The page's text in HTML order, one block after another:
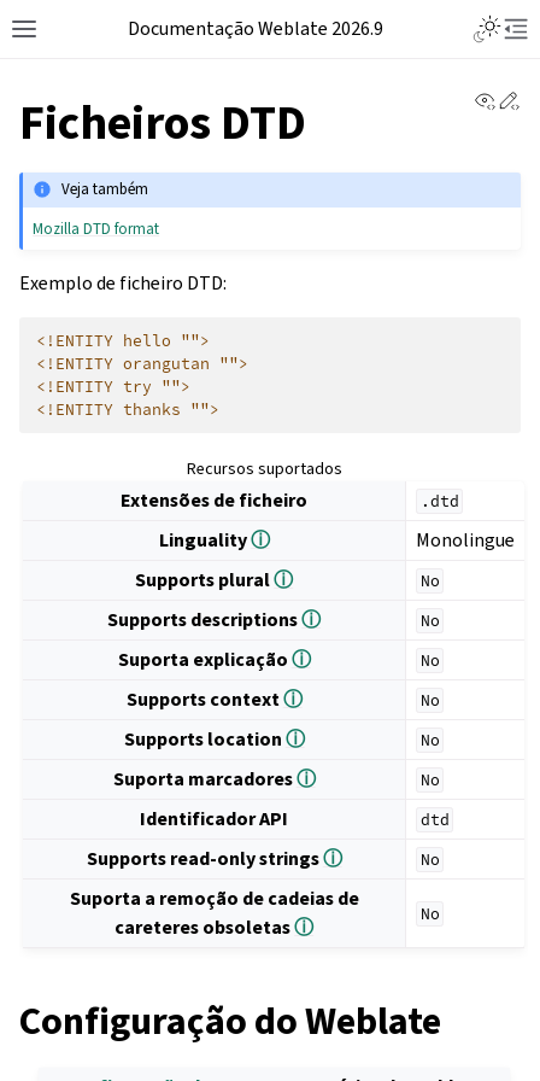
Documentação Weblate 2026.9
Ficheiros DTD
Veja também
Mozilla DTD format
Exemplo de ficheiro DTD:
<!ENTITY hello "">
<!ENTITY orangutan "">
<!ENTITY try "">
<!ENTITY thanks "">
Recursos suportados
Extensões de ficheiro .dtd
Lingualityⓘ
Monolingue
Supports pluralⓘ No
Supports descriptionsⓘ No
Suporta explicaçãoⓘ No
Supports contextⓘ No
Supports locationⓘ No
Suporta marcadoresⓘ No
Identificador API dtd
Supports read-only stringsⓘ No
Suporta a remoção de cadeias de
careteres obsoletasⓘ
No
Configuração do Weblate